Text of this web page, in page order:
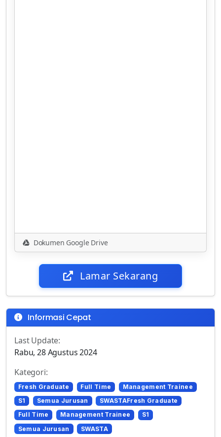
Dokumen Google Drive
Lamar Sekarang
Informasi Cepat
Last Update:
Rabu, 28 Agustus 2024
Kategori:
Fresh Graduate Full Time
Management Trainee
S1
Semua Jurusan
SWASTAFresh Graduate
Full Time
Management Trainee
S1
Semua Jurusan
SWASTA